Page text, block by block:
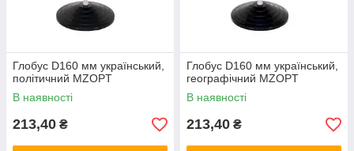
Глобус D160 мм український,
політичний MZOPT
В наявності
213,40 ₴
Глобус D160 мм український,
географічний MZOPT
В наявності
213,40 ₴